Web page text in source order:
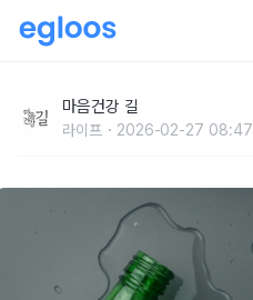
마음건강 길
라이프 2026-02-27 08:47